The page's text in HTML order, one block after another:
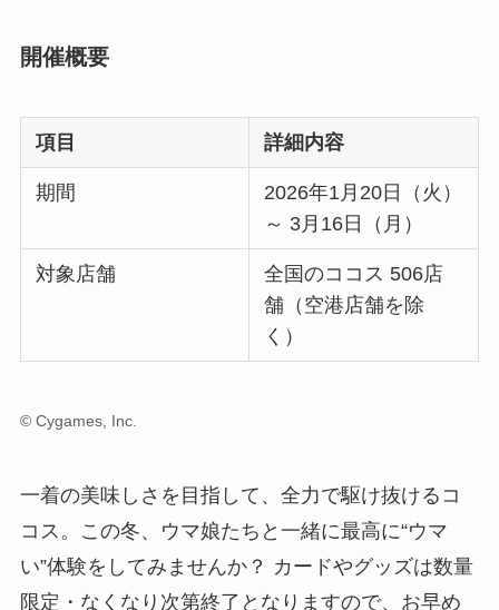
開催概要
項目 詳細内容
期間
2026年1月20日（火）
～ 3月16日（月）
対象店舗
全国のココス 506店
舗（空港店舗を除
く）
© Cygames, Inc.
一着の美味しさを目指して、全力で駆け抜けるコ
コス。この冬、ウマ娘たちと一緒に最高に“ウマ
い”体験をしてみませんか？ カードやグッズは数量
限定・なくなり次第終了となりますので、お早め